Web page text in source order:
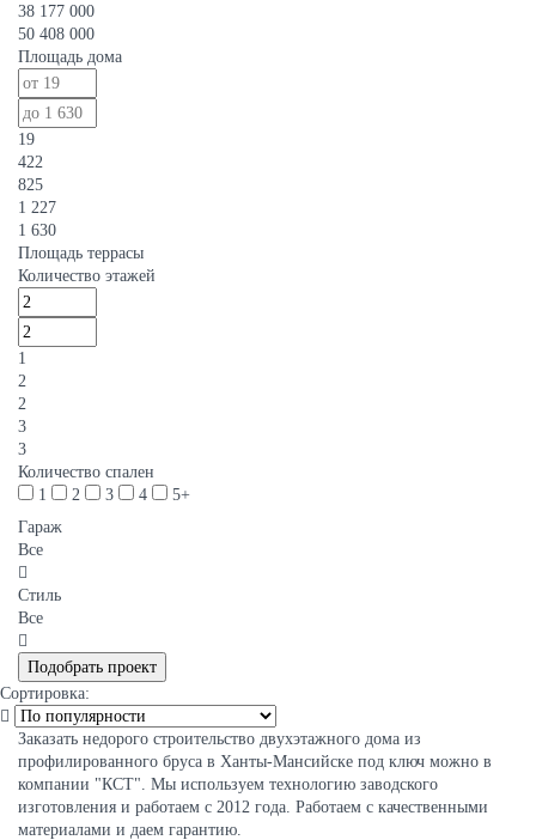
38 177 000
50 408 000
Площадь дома
19
422
825
1 227
1 630
Площадь террасы
Количество этажей
1
2
2
3
3
Количество спален
1
2 3 4
5+
Гараж
Все
Стиль
Все
Сортировка:
Заказать недорого строительство двухэтажного дома из
профилированного бруса в Ханты-Мансийске под ключ можно в
компании "КСТ". Мы используем технологию заводского
изготовления и работаем с 2012 года. Работаем с качественными
материалами и даем гарантию.